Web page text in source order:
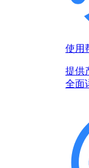
使用
提供
全面